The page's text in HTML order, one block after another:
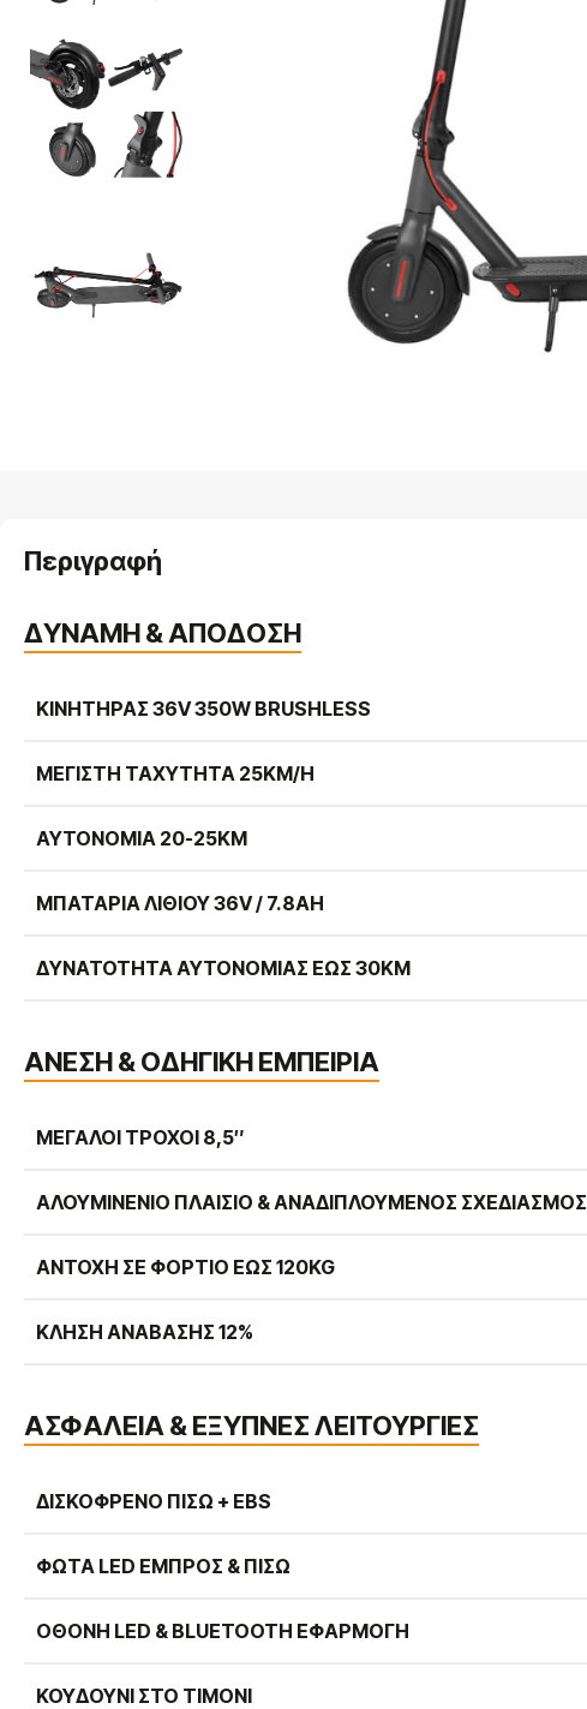
Περιγραφή
ΔΥΝΑΜΗ & ΑΠΟΔΟΣΗ
ΚΙΝΗΤΉΡΑΣ 36V 350W BRUSHLESS
ΜΈΓΙΣΤΗ ΤΑΧΎΤΗΤΑ 25KM/H
ΑΥΤΟΝΟΜΊΑ 20-25KM
ΜΠΑΤΑΡΊΑ ΛΙΘΊΟΥ 36V / 7.8AH
ΔΥΝΑΤΌΤΗΤΑ ΑΥΤΟΝΟΜΊΑΣ ΈΩΣ 30KM
ΑΝΕΣΗ & ΟΔΗΓΙΚΗ ΕΜΠΕΙΡΙΑ
ΜΕΓΆΛΟΙ ΤΡΟΧΟΊ 8,5″
ΑΛΟΥΜΙΝΈΝΙΟ ΠΛΑΊΣΙΟ & ΑΝΑΔΙΠΛΟΎΜΕΝΟΣ ΣΧΕΔΙΑΣΜΌΣ
ΑΝΤΟΧΉ ΣΕ ΦΟΡΤΊΟ ΈΩΣ 120KG
ΚΛΉΣΗ ΑΝΆΒΑΣΗΣ 12%
ΑΣΦΑΛΕΙΑ & ΕΞΥΠΝΕΣ ΛΕΙΤΟΥΡΓΙΕΣ
ΔΙΣΚΌΦΡΕΝΟ ΠΊΣΩ + EBS
ΦΏΤΑ LED ΕΜΠΡΌΣ & ΠΊΣΩ
ΟΘΌΝΗ LED & BLUETOOTH ΕΦΑΡΜΟΓΉ
ΚΟΥΔΟΎΝΙ ΣΤΟ ΤΙΜΌΝΙ